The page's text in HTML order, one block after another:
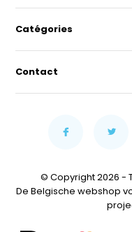
Catégories
Contact
© Copyright 2026 -
De Belgische webshop